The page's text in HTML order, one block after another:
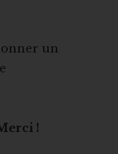
un
!